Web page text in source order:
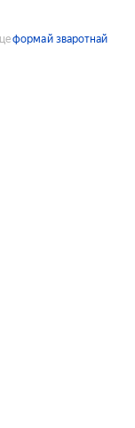
формай зваротнай